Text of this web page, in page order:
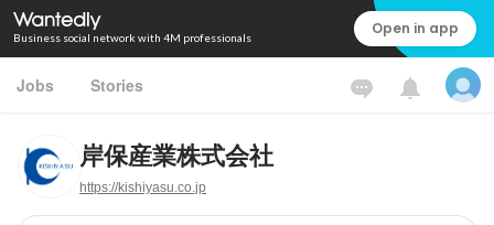
Business social network with 4M professionals Open in app
Jobs Stories
岸保産業株式会社
https://kishiyasu.co.jp